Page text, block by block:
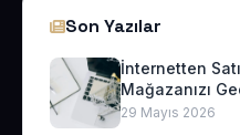
Son Yazılar
İnternetten
Mağazanızı
29 Mayıs 2026